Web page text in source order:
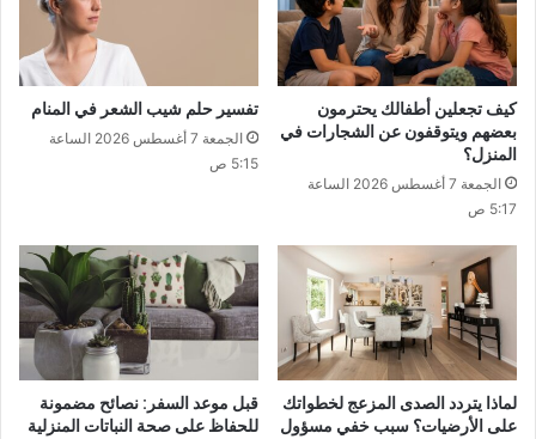
كيف تجعلين أطفالك يحترمون
بعضهم ويتوقفون عن الشجارات في
المنزل؟
الجمعة 7 أغسطس 2026 الساعة
5:17 ص
تفسير حلم شيب الشعر في المنام
الجمعة 7 أغسطس 2026 الساعة
5:15 ص
لماذا يتردد الصدى المزعج لخطواتك
على الأرضيات؟ سبب خفي مسؤول
قبل موعد السفر: نصائح مضمونة
للحفاظ على صحة النباتات المنزلية